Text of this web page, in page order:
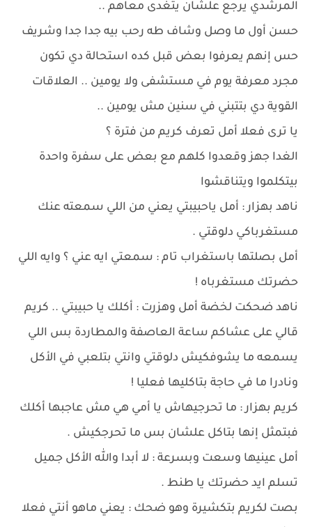
المرشدي يرجع علشان يتغدى معاهم ..
حسن أول ما وصل وشاف طه رحب بيه جدا جدا وشريف
حس إنهم يعرفوا بعض قبل كده استحالة دي تكون
مجرد معرفة يوم في مستشفى ولا يومين .. العلاقات
القوية دي بتتبني في سنين مش يومين ..
يا ترى فعلا أمل تعرف كريم من فترة ؟
الغدا جهز وقعدوا كلهم مع بعض على سفرة واحدة
بيتكلموا ويتناقشوا
ناهد بهزار : أمل ياحبيبتي يعني من اللي سمعته عنك
مستغرباكي دلوقتي .
أمل بصلتها باستغراب تام : سمعتي ايه عني ؟ وايه اللي
حضرتك مستغرباه !
ناهد ضحكت لخضة أمل وهزرت : أكلك يا حبيبتي .. كريم
قالي على عشاكم ساعة العاصفة والمطاردة بس اللي
يسمعه ما يشوفكيش دلوقتي وانتي بتلعبي في الأكل
ونادرا ما في حاجة بتاكليها فعليا !
كريم بهزار : ما تحرجيهاش يا أمي هي مش عاجبها أكلك
فبتمثل إنها بتاكل علشان بس ما تحرجكيش .
أمل عينيها وسعت وبسرعة : لا أبدا والله الأكل جميل
تسلم ايد حضرتك يا طنط .
بصت لكريم بتكشيرة وهو ضحك : يعني ماهو أنتي فعلا